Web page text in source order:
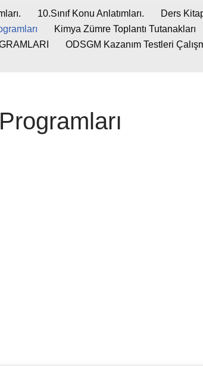
10.Sınıf Konu Anlatımları. Ders
Kimya Zümre Toplantı Tutanakları
ODSGM Kazanım Testleri